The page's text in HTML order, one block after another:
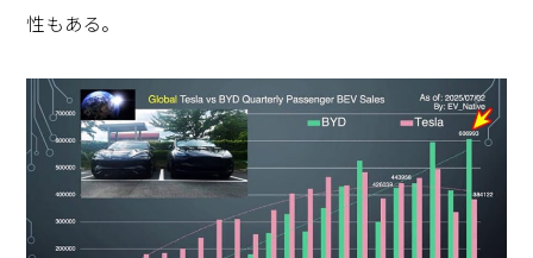
性もある。